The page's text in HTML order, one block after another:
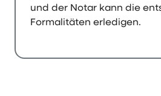
und der Notar kann die
Formalitäten erledigen.